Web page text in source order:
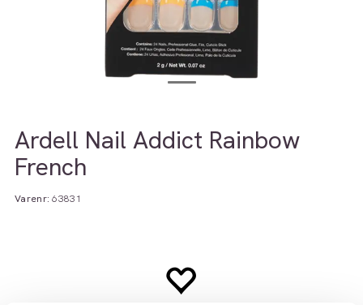
Ardell Nail Addict Rainbow
French
Varenr:63831